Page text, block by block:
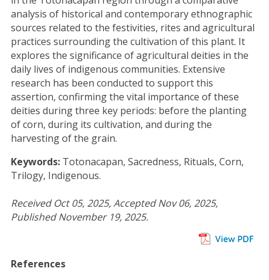
analysis of historical and contemporary ethnographic
sources related to the festivities, rites and agricultural
practices surrounding the cultivation of this plant. It
explores the significance of agricultural deities in the
daily lives of indigenous communities. Extensive
research has been conducted to support this
assertion, confirming the vital importance of these
deities during three key periods: before the planting
of corn, during its cultivation, and during the
harvesting of the grain.
Keywords: Totonacapan, Sacredness, Rituals, Corn,
Trilogy, Indigenous.
Received Oct 05, 2025, Accepted Nov 06, 2025,
Published November 19, 2025.
References